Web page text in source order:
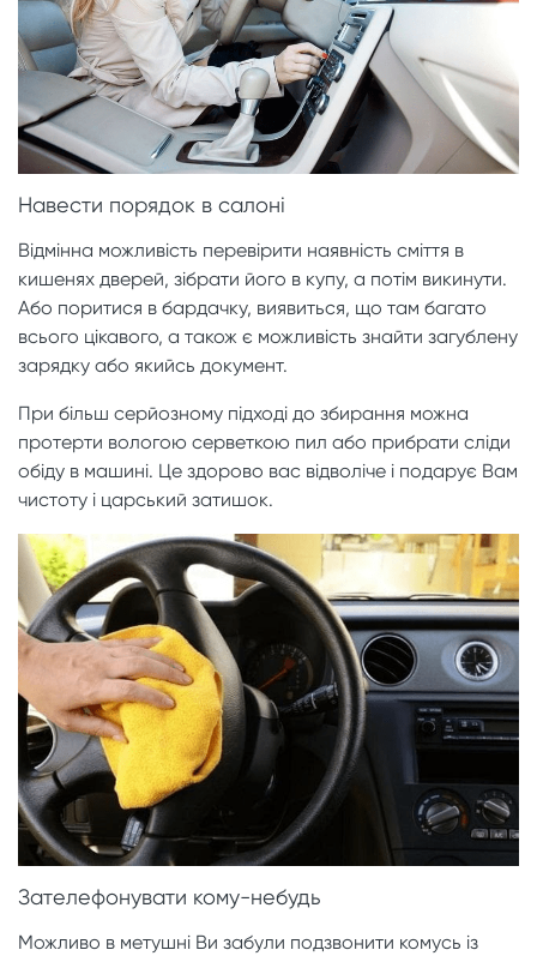
Навести порядок в салоні
Відмінна можливість перевірити наявність сміття в
кишенях дверей, зібрати його в купу, а потім викинути.
Або поритися в бардачку, виявиться, що там багато
всього цікавого, а також є можливість знайти загублену
зарядку або якийсь документ.
При більш серйозному підході до збирання можна
протерти вологою серветкою пил або прибрати сліди
обіду в машині. Це здорово вас відволіче і подарує Вам
чистоту і царський затишок.
Зателефонувати кому-небудь
Можливо в метушні Ви забули подзвонити комусь із